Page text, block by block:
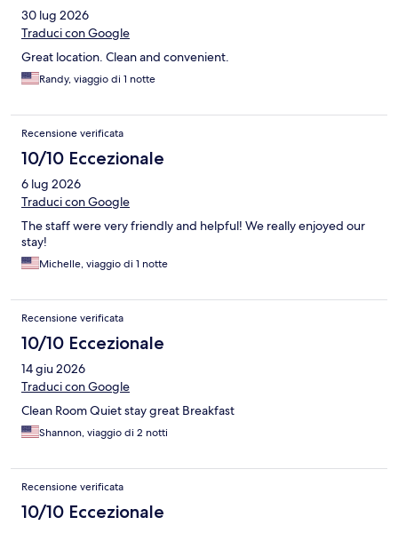
30 lug 2026
Traduci con Google
Great location. Clean and convenient.
Randy, viaggio di 1 notte
Recensione verificata
10/10 Eccezionale
6 lug 2026
Traduci con Google
The staff were very friendly and helpful! We really enjoyed our
stay!
Michelle, viaggio di 1 notte
Recensione verificata
10/10 Eccezionale
14 giu 2026
Traduci con Google
Clean Room Quiet stay great Breakfast
Shannon, viaggio di 2 notti
Recensione verificata
10/10 Eccezionale